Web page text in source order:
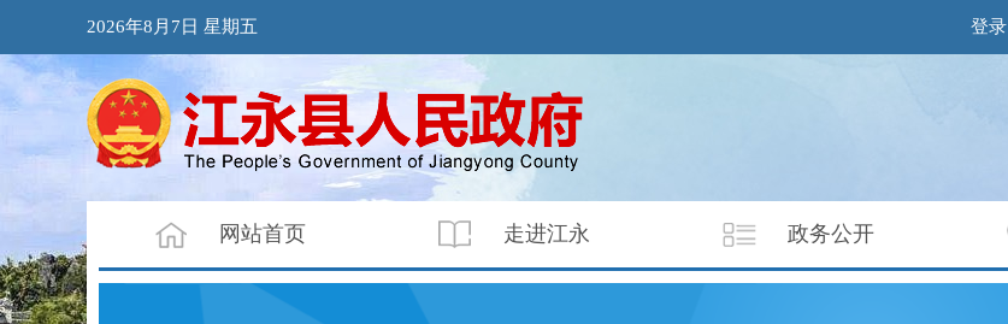
2026年8月7日 星期五 登录
网站首页 走进江永 政务公开